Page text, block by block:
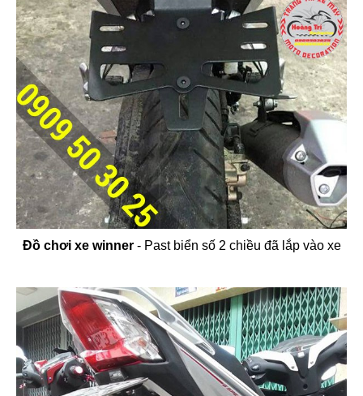
Đồ chơi xe winner- Past biển số 2 chiều đã lắp vào xe